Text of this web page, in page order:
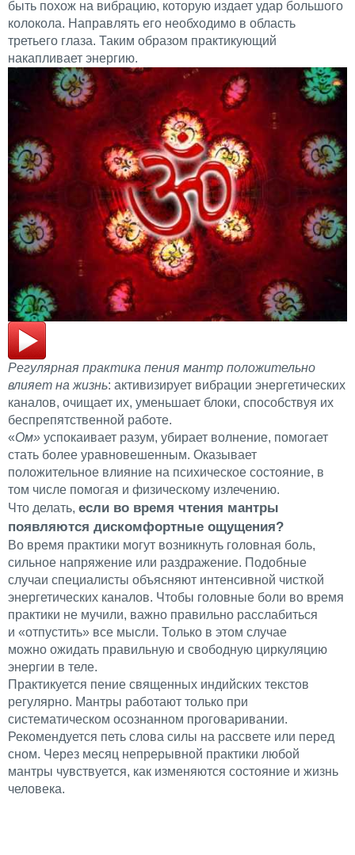
быть похож на вибрацию, которую издает удар большого
колокола. Направлять его необходимо в область
третьего глаза. Таким образом практикующий
накапливает энергию.
Регулярная практика пения мантр положительно
влияет на жизнь: активизирует вибрации энергетических
каналов, очищает их, уменьшает блоки, способствуя их
беспрепятственной работе.
«Ом» успокаивает разум, убирает волнение, помогает
стать более уравновешенным. Оказывает
положительное влияние на психическое состояние, в
том числе помогая и физическому излечению.
Что делать, если во время чтения мантры
появляются дискомфортные ощущения?
Во время практики могут возникнуть головная боль,
сильное напряжение или раздражение. Подобные
случаи специалисты объясняют интенсивной чисткой
энергетических каналов. Чтобы головные боли во время
практики не мучили, важно правильно расслабиться
и «отпустить» все мысли. Только в этом случае
можно ожидать правильную и свободную циркуляцию
энергии в теле.
Практикуется пение священных индийских текстов
регулярно. Мантры работают только при
систематическом осознанном проговаривании.
Рекомендуется петь слова силы на рассвете или перед
сном. Через месяц непрерывной практики любой
мантры чувствуется, как изменяются состояние и жизнь
человека.